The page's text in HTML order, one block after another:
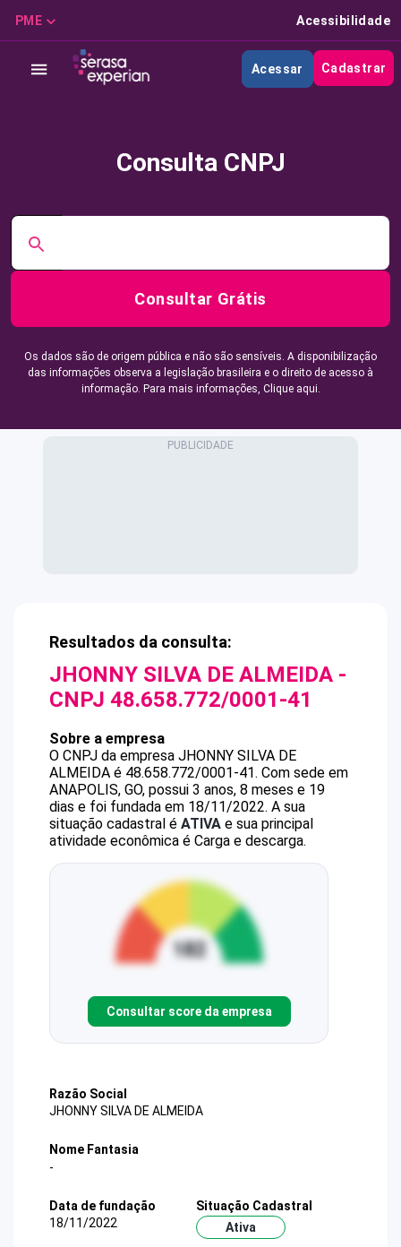
PME Acessibilidade
Acessar Cadastrar
Consulta CNPJ
Consultar Grátis
Os dados são de origem pública e não são sensíveis. A disponibilização
das informações observa a legislação brasileira e o direito de acesso à
informação. Para mais informações, Clique aqui.
Resultados da consulta:
JHONNY SILVA DE ALMEIDA -
CNPJ 48.658.772/0001-41
Sobre a empresa
O CNPJ da empresa JHONNY SILVA DE
ALMEIDA é 48.658.772/0001-41. Com sede em
ANAPOLIS, GO, possui 3 anos, 8 meses e 19
dias e foi fundada em 18/11/2022. A sua
situação cadastral é ATIVA e sua principal
atividade econômica é Carga e descarga.
Consultar score da empresa
Razão Social
JHONNY SILVA DE ALMEIDA
Nome Fantasia
-
Data de fundação
18/11/2022
Situação Cadastral
Ativa